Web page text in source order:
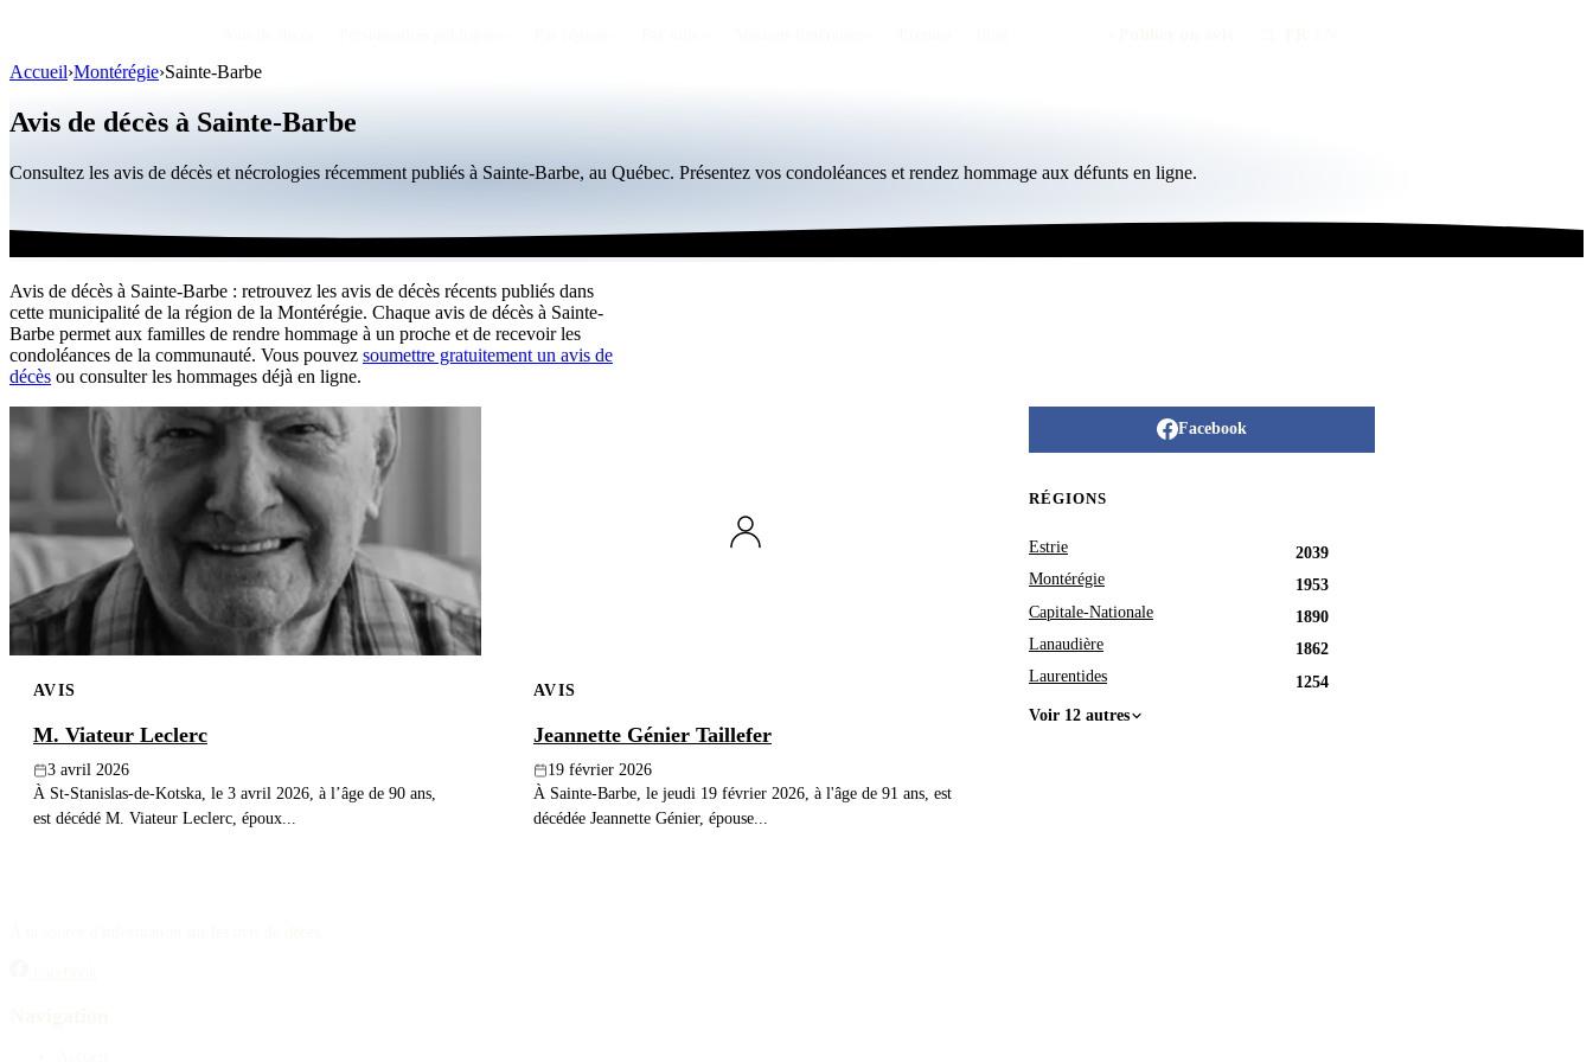
Accueil›Montérégie›Sainte-Barbe
Avis de décès à Sainte-Barbe
Consultez les avis de décès et nécrologies récemment publiés à Sainte-Barbe, au Québec. Présentez vos condoléances et rendez hommage aux défunts en ligne.
Avis de décès à Sainte-Barbe : retrouvez les avis de décès récents publiés dans
cette municipalité de la région de la Montérégie. Chaque avis de décès à Sainte-
Barbe permet aux familles de rendre hommage à un proche et de recevoir les
condoléances de la communauté. Vous pouvez soumettre gratuitement un avis de
décès ou consulter les hommages déjà en ligne.
AVIS
M. Viateur Leclerc
3 avril 2026
À St-Stanislas-de-Kotska, le 3 avril 2026, à l’âge de 90 ans,
est décédé M. Viateur Leclerc, époux...
AVIS
Jeannette Génier Taillefer
19 février 2026
À Sainte-Barbe, le jeudi 19 février 2026, à l'âge de 91 ans, est
décédée Jeannette Génier, épouse...
Facebook
RÉGIONS
Estrie
2039
Montérégie
1953
Capitale-Nationale
1890
Lanaudière
1862
Laurentides
1254
Voir 12 autres